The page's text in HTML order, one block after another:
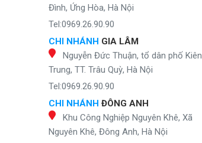
Đình, Ứng Hòa, Hà Nội
Tel:0969.26.90.90
CHI NHÁNH GIA LÂM
Nguyễn Đức Thuận, tổ dân phố Kiên
Trung, TT. Trâu Quỳ, Hà Nội
Tel:0969.26.90.90
CHI NHÁNH ĐÔNG ANH
Khu Công Nghiệp Nguyên Khê, Xã
Nguyên Khê, Đông Anh, Hà Nội